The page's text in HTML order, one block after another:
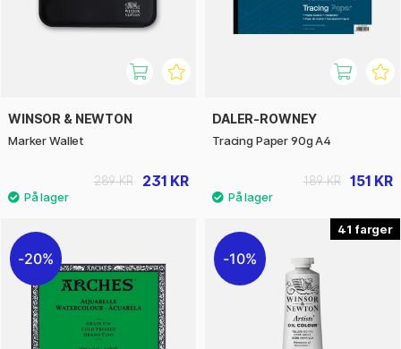
WINSOR & NEWTON
Marker Wallet
231 KR
289 KR
DALER-ROWNEY
Tracing Paper 90g A4
151 KR
189 KR
20%
41
10%